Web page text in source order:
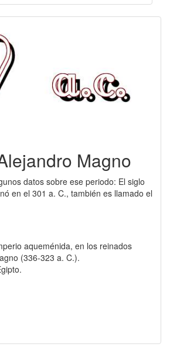
Magno
datos sobre ese periodo: El siglo
en el 301 a. C., también es llamado el
aqueménida, en los reinados
(336-323 a. C.).